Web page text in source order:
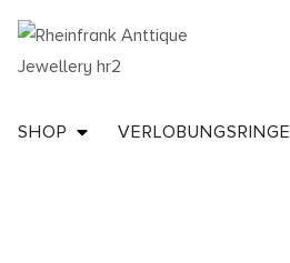
SHOP VERLOBUNGSRINGE